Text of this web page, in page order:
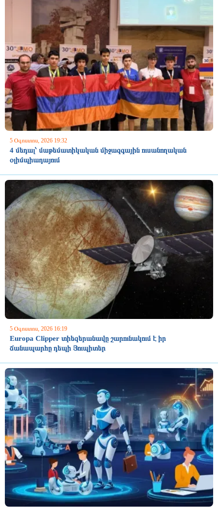
5 Օգոստոս, 2026 19:32
4 մեդալ՝ մաթեմատիկական միջազգային ուսանողական
օլիմպիադայում
5 Օգոստոս, 2026 16:19
Europa Clipper տիեզերանավը շարունակում է իր
ճանապարհը դեպի Յուպիտեր